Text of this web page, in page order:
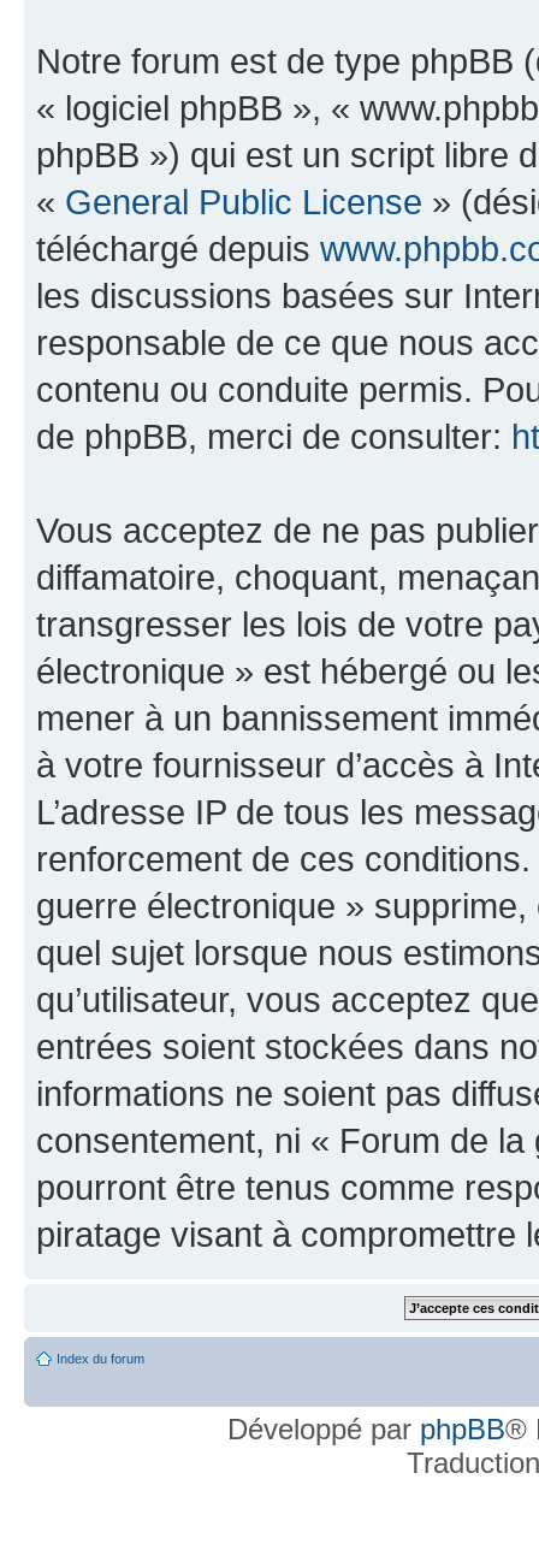
Notre forum est de type phpBB
« logiciel phpBB », «
phpBB ») qui est un script libre
« General Public License »
téléchargé depuis
les discussions basées sur
responsable de ce que nous
contenu ou conduite permis.
de phpBB, merci de consulter:
Vous acceptez de ne pas
diffamatoire, choquant,
transgresser les lois de votre
électronique » est hébergé ou
mener à un bannissement
à votre fournisseur d’accès à
L’adresse IP de tous les
renforcement de ces
guerre électronique »
quel sujet lorsque nous
qu’utilisateur, vous acceptez
entrées soient stockées dans
informations ne soient pas
consentement, ni « Forum de
pourront être tenus comme
piratage visant à compromettre
Index du forum
Développé par phpBB®